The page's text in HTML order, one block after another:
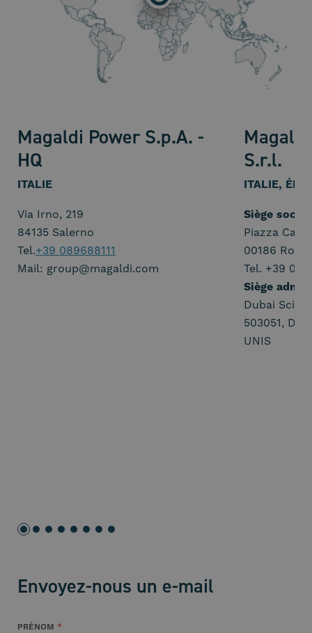
Magaldi Power S.p.A. -
HQ
ITALIE
Via Irno, 219
84135 Salerno
Tel.+39 089688111
Mail: group@magaldi.com
S.r.l.
ITALIE,
Siège social:
Piazza
00186
Tel. +39 06
Siège
Dubai
503051,
UNIS
Envoyez-nous un e-mail
PRÉNOM